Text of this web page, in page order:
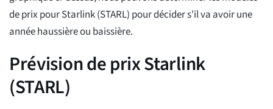
de prix pour Starlink (STARL) pour décider s'il va avoir une
année haussière ou baissière.
Prévision de prix Starlink
(STARL)